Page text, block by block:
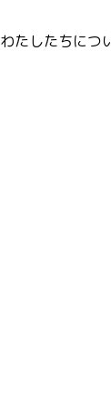
わたしたちにつ